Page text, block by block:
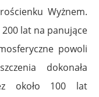
Wyżnem.
lat na panujące
powoli
dokonała
około 100 lat